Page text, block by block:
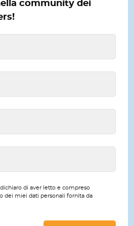
community dei
di aver letto e compreso
dei miei dati personali fornita da